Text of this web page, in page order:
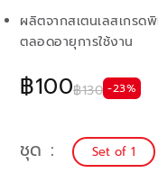
฿100฿130 -23%
ผลิตจากสเตนเลสเกร
ตลอดอายุการใช้งาน
ชุด Set of 1